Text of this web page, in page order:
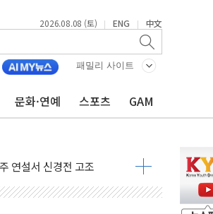
2026.08.08 (토) | ENG | 中文
패밀리 사이트
문화·연예 스포츠 GAM
페널티' 22개 과제 손본다
망·1명 실종
숨진 채 발견
포
"·野 "졸속 국정"
높은 물결